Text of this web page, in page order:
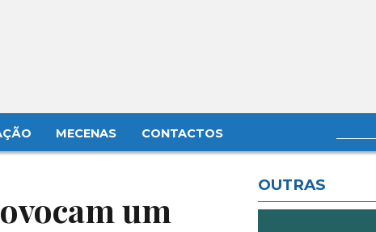
MECENAS CONTACTOS
um
OUTRAS